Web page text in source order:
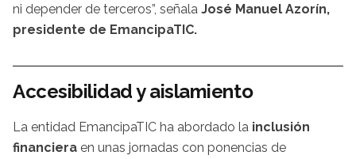
ni depender de terceros”, señala José Manuel Azorín,
presidente de EmancipaTIC.
Accesibilidad y aislamiento
La entidad EmancipaTIC ha abordado la inclusión
financiera en unas jornadas con ponencias de